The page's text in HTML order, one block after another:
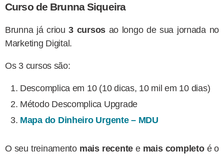
Curso de Brunna Siqueira
Brunna já criou3 cursos ao longo de sua jornada no
Marketing Digital.
Os 3 cursos são:
Descomplica em 10 (10 dicas, 10 mil em 10 dias)
Método Descomplica Upgrade
Mapa do Dinheiro Urgente – MDU
O seu treinamento mais recente e mais completo é o